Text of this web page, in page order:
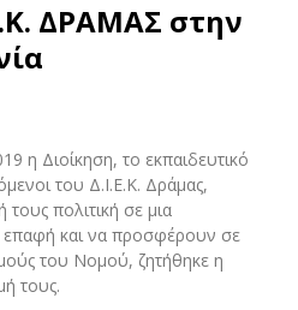
ΔΡΑΜΑΣ στην
η Διοίκηση, το εκπαιδευτικό
του Δ.Ι.Ε.Κ. Δράμας,
πολιτική σε μια
και να προσφέρουν σε
του Νομού, ζητήθηκε η
τους.